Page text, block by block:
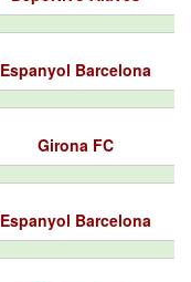
Espanyol Barcelona
Girona FC
Espanyol Barcelona